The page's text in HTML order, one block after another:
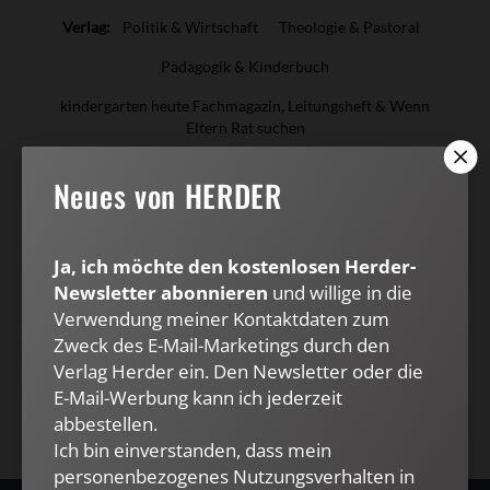
Verlag: Politik & Wirtschaft Theologie & Pastoral
Pädagogik & Kinderbuch
kindergarten heute Fachmagazin, Leitungsheft & Wenn
Eltern Rat suchen
COMMUNIO
Amosinternational Biblische Notizen
ANTIKE WELT & Archäologie in Deutschland
G/GESCHICHTE
Kundenservice+49 761 2717200 kundenservice@herder.de
Abo online kündigen
Neues von HERDER
Ja, ich möchte den kostenlosen Herder-
Newsletter abonnieren und willige in die
Verwendung meiner Kontaktdaten zum
Zweck des E-Mail-Marketings durch den
Verlag Herder ein. Den Newsletter oder die
E-Mail-Werbung kann ich jederzeit
abbestellen.
Ich bin einverstanden, dass mein
personenbezogenes Nutzungsverhalten in